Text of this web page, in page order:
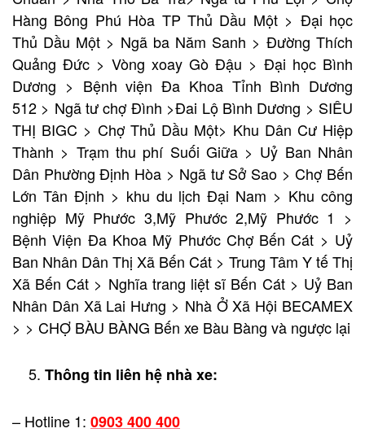
Hàng Bông Phú Hòa TP Thủ Dầu Một > Đại học
Thủ Dầu Một > Ngã ba Năm Sanh > Đường Thích
Quảng Đức > Vòng xoay Gò Đậu > Đại học Bình
Dương > Bệnh viện Đa Khoa Tỉnh Bình Dương
512 > Ngã tư chợ Đình >Đai Lộ Bình Dương > SIÊU
THỊ BIGC > Chợ Thủ Dầu Một> Khu Dân Cư Hiệp
Thành > Trạm thu phí Suối Giữa > Uỷ Ban Nhân
Dân Phường Định Hòa > Ngã tư Sở Sao > Chợ Bến
Lớn Tân Định > khu du lịch Đại Nam > Khu công
nghiệp Mỹ Phước 3,Mỹ Phước 2,Mỹ Phước 1 >
Bệnh Viện Đa Khoa Mỹ Phước Chợ Bến Cát > Uỷ
Ban Nhân Dân Thị Xã Bến Cát > Trung Tâm Y tế Thị
Xã Bến Cát > Nghĩa trang liệt sĩ Bến Cát > Uỷ Ban
Nhân Dân Xã Lai Hưng > Nhà Ở Xã Hội BECAMEX
> > CHỢ BÀU BÀNG Bến xe Bàu Bàng và ngược lại
Thông tin liên hệ nhà xe:
– Hotline 1: 0903 400 400